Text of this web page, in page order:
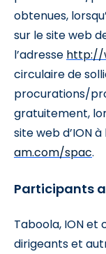
obtenues,
sur le site web
l’adresse http://
circulaire de
procurations/
gratuitement,
site web d’ION à
am.com/spac.
Participants
Taboola, ION et
dirigeants et